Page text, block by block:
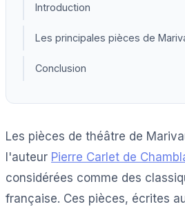
Introduction
Les principales pièces de
Conclusion
Les pièces de théâtre de
l'auteur Pierre Carlet de
considérées comme des
française. Ces pièces, écrites